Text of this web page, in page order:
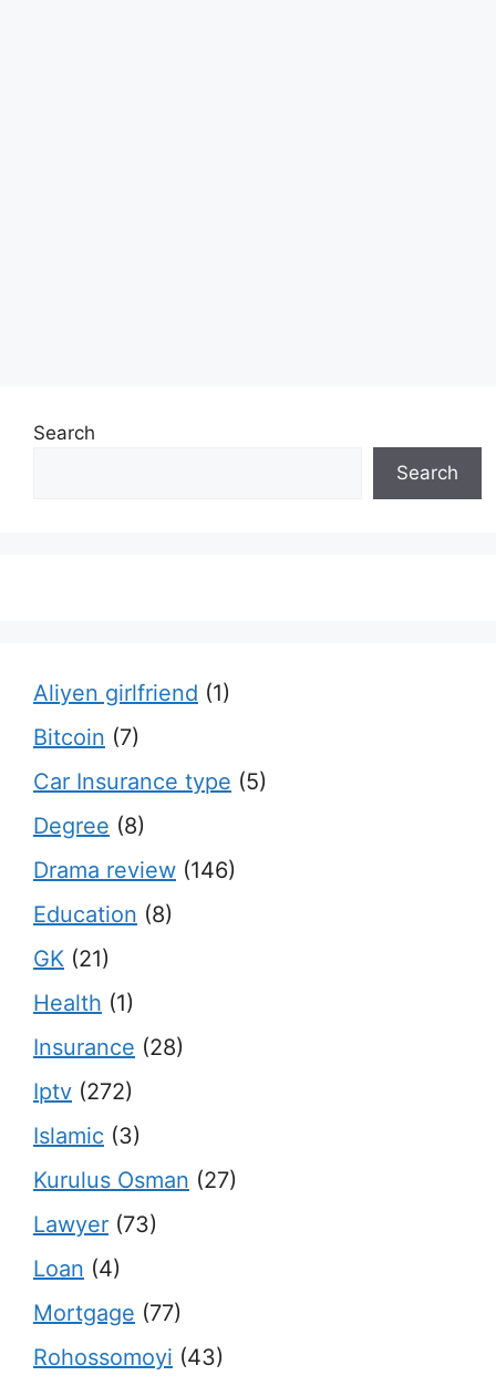
Search
Search
Aliyen girlfriend (1)
Bitcoin (7)
Car Insurance type (5)
Degree (8)
Drama review (146)
Education (8)
GK (21)
Health (1)
Insurance (28)
Iptv (272)
Islamic (3)
Kurulus Osman (27)
Lawyer (73)
Loan (4)
Mortgage (77)
Rohossomoyi (43)